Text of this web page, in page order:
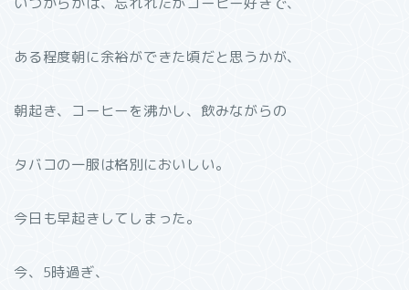
ある程度朝に余裕ができた頃だと思うかが、
朝起き、コーヒーを沸かし、飲みながらの
タバコの一服は格別においしい。
今日も早起きしてしまった。
今、5時過ぎ、